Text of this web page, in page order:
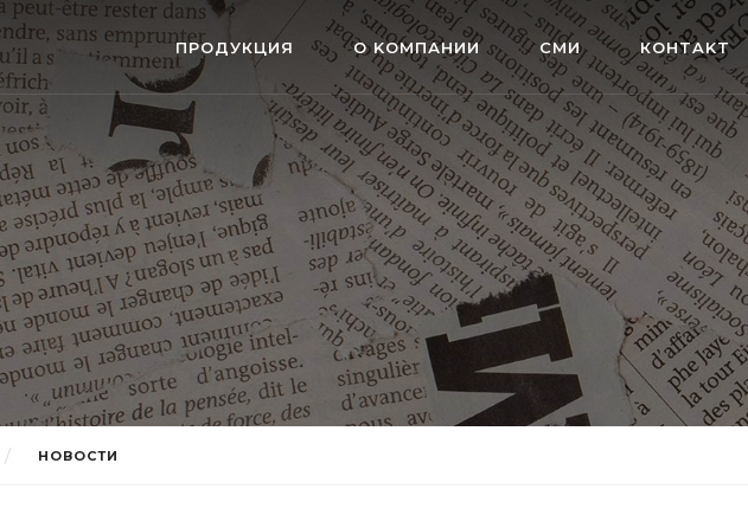
ПРОДУКЦИЯ О KОМПАНИИ СМИ КOHTAKT
НОВОСТИ